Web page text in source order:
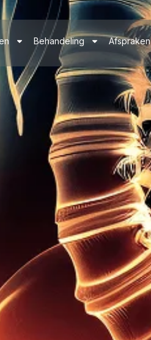
Behandeling Afspraken